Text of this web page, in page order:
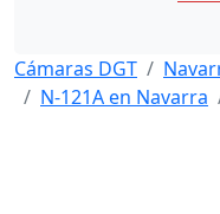
Cámaras DGT
N-121A en Navarra